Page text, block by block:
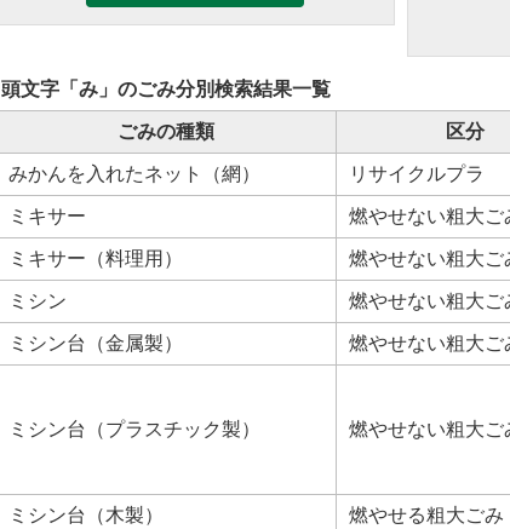
頭文字「 み 」のごみ分別検索結果一覧
ごみの種類 区分
みかんを入れたネット（網） リサイクルプラ
ミキサー 燃やせない粗大ご
ミキサー（料理用） 燃やせない粗大ご
ミシン 燃やせない粗大ご
ミシン台（金属製） 燃やせない粗大ご
ミシン台（プラスチック製） 燃やせない粗大ご
ミシン台（木製） 燃やせる粗大ごみ